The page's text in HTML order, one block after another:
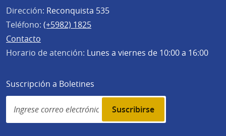
Dirección: Reconquista 535
Teléfono: (+5982) 1825
Contacto
Horario de atención: Lunes a viernes de 10:00 a 16:00
Suscripción a Boletines
Simplenews
subscription